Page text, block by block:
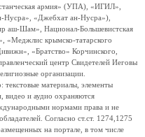
армия» (УПА), «ИГИЛ»,
«Джебхат ан-Нусра»),
аш-Шам», Национал-Большевистская
крымско-татарского
«Братство» Корчинского,
центр Свидетелей Иеговы
организации.
материалы, элементы
видео и аудио охраняются
нормами права и не
Согласно ст.ст. 1274,1275
на портале, в том числе